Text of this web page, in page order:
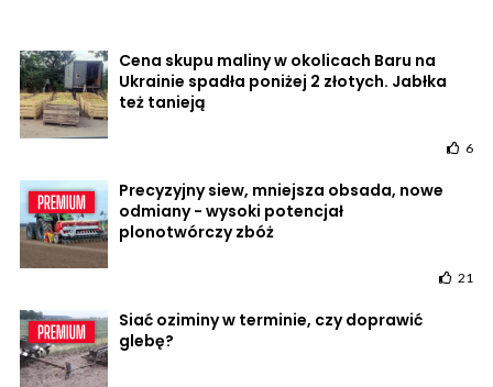
Cena skupu maliny w okolicach Baru na
Ukrainie spadła poniżej 2 złotych. Jabłka
też tanieją
6
Precyzyjny siew, mniejsza obsada, nowe
odmiany - wysoki potencjał
plonotwórczy zbóż
21
Siać oziminy w terminie, czy doprawić
glebę?